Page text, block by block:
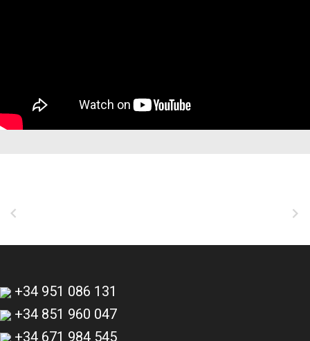
 
+34 951 086 131
+34 851 960 047
+34 671 984 545